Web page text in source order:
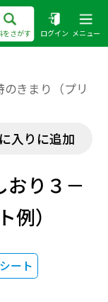
をさがす ログイン メニュー
のきまり（プリ
入りに追加
おり３－
例）
ート